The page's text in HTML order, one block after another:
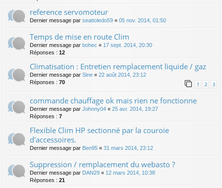
reference servomoteur
Dernier message par seattoledo59 « 05 nov. 2014, 01:50
Temps de mise en route Clim
Dernier message par bohec « 17 sept. 2014, 20:30
Réponses : 12
Climatisation : Entretien remplacement liquide / gaz
Dernier message par Sine « 22 août 2014, 23:12
Réponses : 70 1 2 3
commande chauffage ok mais rien ne fonctionne
Dernier message par Johnny04 « 25 avr. 2014, 19:27
Réponses : 7
Flexible Clim HP sectionné par la couroie
d'accessoires.
Dernier message par Ben95 « 31 mars 2014, 23:12
Suppression / remplacement du webasto ?
Dernier message par DAN29 « 12 mars 2014, 10:38
Réponses : 21